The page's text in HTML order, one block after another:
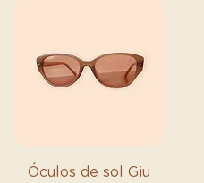
Óculos de sol Giu